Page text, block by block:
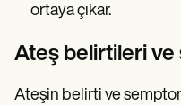
ortaya çıkar.
Ateş belirtileri ve
Ateşin belirti ve